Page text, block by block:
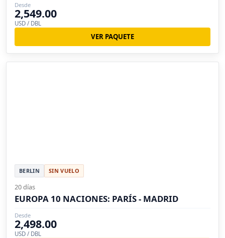
Desde
2,549.00
USD / DBL
VER PAQUETE
BERLIN SIN VUELO
20 días
EUROPA 10 NACIONES: PARÍS - MADRID
Desde
2,498.00
USD / DBL